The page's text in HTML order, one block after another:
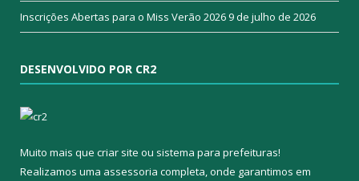
Inscrições Abertas para o Miss Verão 20269 de julho de 2026
DESENVOLVIDO POR CR2
Muito mais que criar site ou sistema para prefeituras!
Realizamos uma assessoria completa, onde garantimos em